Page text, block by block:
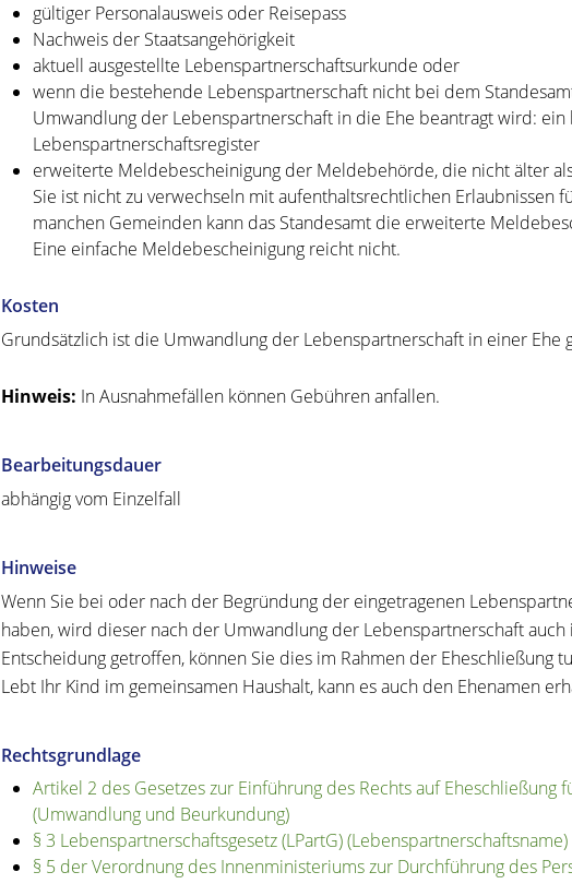
gültiger Personalausweis oder Reisepass
Nachweis der Staatsangehörigkeit
aktuell ausgestellte Lebenspartnerschaftsurkunde oder
wenn die bestehende Lebenspartnerschaft nicht bei dem
Umwandlung der Lebenspartnerschaft in die Ehe beantragt wird:
Lebenspartnerschaftsregister
erweiterte Meldebescheinigung der Meldebehörde, die nicht älter
Sie ist nicht zu verwechseln mit aufenthaltsrechtlichen Erlaubnissen
manchen Gemeinden kann das Standesamt die erweiterte
Eine einfache Meldebescheinigung reicht nicht.
Kosten
Grundsätzlich ist die Umwandlung der Lebenspartnerschaft in einer Ehe
Hinweis: In Ausnahmefällen können Gebühren anfallen.
Bearbeitungsdauer
abhängig vom Einzelfall
Hinweise
Wenn Sie bei oder nach der Begründung der eingetragenen
haben, wird dieser nach der Umwandlung der Lebenspartnerschaft
Entscheidung getroffen, können Sie dies im Rahmen der Eheschließung
Lebt Ihr Kind im gemeinsamen Haushalt, kann es auch den Ehenamen
Rechtsgrundlage
Artikel 2 des Gesetzes zur Einführung des Rechts auf Eheschließung
(Umwandlung und Beurkundung)
§ 3 Lebenspartnerschaftsgesetz (LPartG) (Lebenspartnerschaftsname)
§ 5 der Verordnung des Innenministeriums zur Durchführung des